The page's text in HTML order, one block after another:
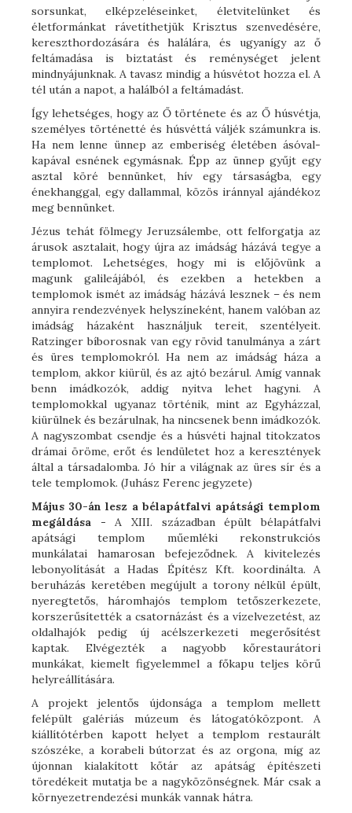
sorsunkat, elképzeléseinket, életvitelünket és
életformánkat rávetíthetjük Krisztus szenvedésére,
kereszthordozására és halálára, és ugyanígy az ő
feltámadása is biztatást és reménységet jelent
mindnyájunknak. A tavasz mindig a húsvétot hozza el. A
tél után a napot, a halálból a feltámadást.
Így lehetséges, hogy az Ő története és az Ő húsvétja,
személyes történetté és húsvéttá váljék számunkra is.
Ha nem lenne ünnep az emberiség életében ásóval-
kapával esnének egymásnak. Épp az ünnep gyűjt egy
asztal köré bennünket, hív egy társaságba, egy
énekhanggal, egy dallammal, közös iránnyal ajándékoz
meg bennünket.
Jézus tehát fölmegy Jeruzsálembe, ott felforgatja az
árusok asztalait, hogy újra az imádság házává tegye a
templomot. Lehetséges, hogy mi is előjövünk a
magunk galileájából, és ezekben a hetekben a
templomok ismét az imádság házává lesznek – és nem
annyira rendezvények helyszíneként, hanem valóban az
imádság házaként használjuk tereit, szentélyeit.
Ratzinger bíborosnak van egy rövid tanulmánya a zárt
és üres templomokról. Ha nem az imádság háza a
templom, akkor kiürül, és az ajtó bezárul. Amíg vannak
benn imádkozók, addig nyitva lehet hagyni. A
templomokkal ugyanaz történik, mint az Egyházzal,
kiürülnek és bezárulnak, ha nincsenek benn imádkozók.
A nagyszombat csendje és a húsvéti hajnal titokzatos
drámai öröme, erőt és lendületet hoz a keresztények
által a társadalomba. Jó hír a világnak az üres sír és a
tele templomok. (Juhász Ferenc jegyzete)
Május 30-án lesz a bélapátfalvi apátsági templom
megáldása -A XIII. században épült bélapátfalvi
apátsági templom műemléki rekonstrukciós
munkálatai hamarosan befejeződnek. A kivitelezés
lebonyolítását a Hadas Építész Kft. koordinálta. A
beruházás keretében megújult a torony nélkül épült,
nyeregtetős, háromhajós templom tetőszerkezete,
korszerűsítették a csatornázást és a vízelvezetést, az
oldalhajók pedig új acélszerkezeti megerősítést
kaptak. Elvégezték a nagyobb kőrestaurátori
munkákat, kiemelt figyelemmel a főkapu teljes körű
helyreállítására.
A projekt jelentős újdonsága a templom mellett
felépült galériás múzeum és látogatóközpont. A
kiállítótérben kapott helyet a templom restaurált
szószéke, a korabeli bútorzat és az orgona, míg az
újonnan kialakított kőtár az apátság építészeti
töredékeit mutatja be a nagyközönségnek. Már csak a
környezetrendezési munkák vannak hátra.